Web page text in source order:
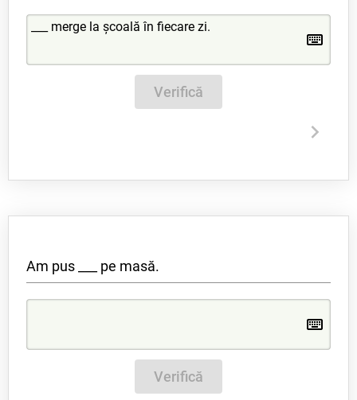
Verifică
Am pus ___ pe masă.
Verifică